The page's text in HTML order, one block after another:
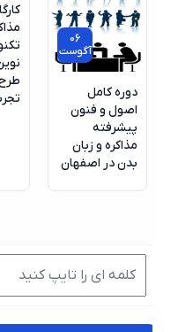
06
آگوست
دوره کامل
اصول و فنون
پیشرفته
مذاکره و زبان
بدن در اصفهان
کارگاه
مذاکرات
نوین با
طرح